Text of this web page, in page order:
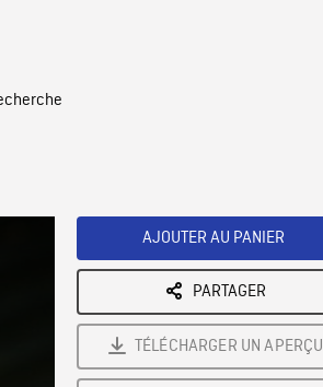
AJOUTER AU PANIER
PARTAGER
TÉLÉCHARGER UN APERÇU